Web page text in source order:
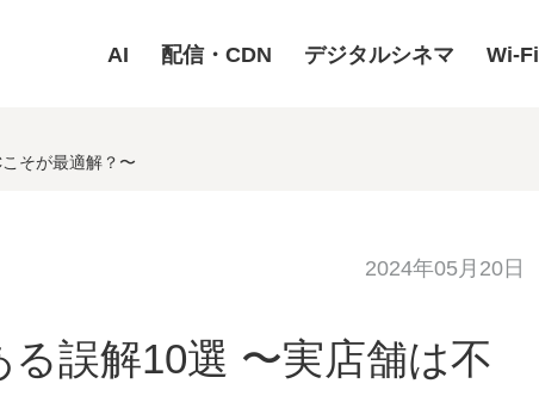
AI 配信・CDN デジタルシネマ Wi-Fi
そが最適解？〜
2024年05月20日
誤解10選 〜実店舗は不